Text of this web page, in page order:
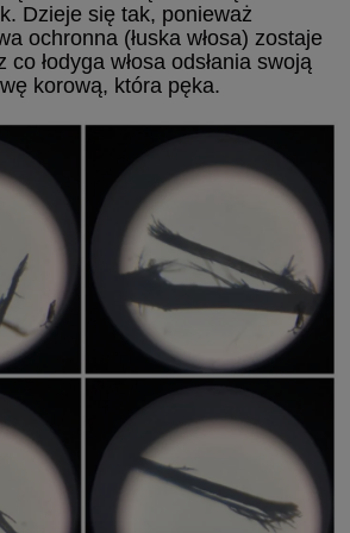
Dzieje się tak, ponieważ
ochronna (łuska włosa) zostaje
łodyga włosa odsłania swoją
korową, która pęka.